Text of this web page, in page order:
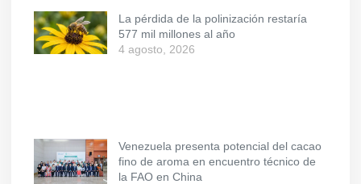
La pérdida de la polinización restaría
577 mil millones al año
4 agosto, 2026
Venezuela presenta potencial del cacao
fino de aroma en encuentro técnico de
la FAO en China